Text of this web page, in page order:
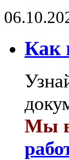
Как
Мы